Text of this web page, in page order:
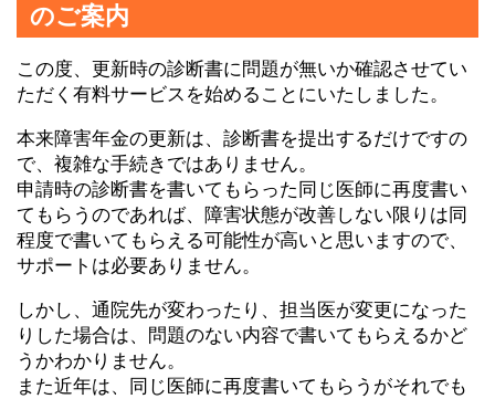
のご案内
この度、更新時の診断書に問題が無いか確認させてい
ただく有料サービスを始めることにいたしました。
本来障害年金の更新は、診断書を提出するだけですの
で、複雑な手続きではありません。
申請時の診断書を書いてもらった同じ医師に再度書い
てもらうのであれば、障害状態が改善しない限りは同
程度で書いてもらえる可能性が高いと思いますので、
サポートは必要ありません。
しかし、通院先が変わったり、担当医が変更になった
りした場合は、問題のない内容で書いてもらえるかど
うかわかりません。
また近年は、同じ医師に再度書いてもらうがそれでも